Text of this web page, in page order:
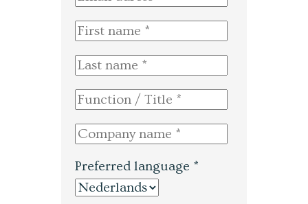
Preferred language *